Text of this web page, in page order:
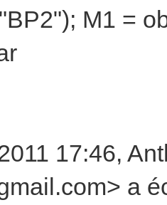
M1 =
17:46,
a